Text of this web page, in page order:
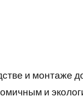
и монтаже
и